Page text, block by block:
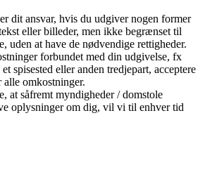
dit ansvar, hvis du udgiver nogen former
eller billeder, men ikke begrænset til
uden at have de nødvendige rettigheder.
forbundet med din udgivelse, fx
spisested eller anden tredjepart, acceptere
alle omkostninger.
at såfremt myndigheder / domstole
oplysninger om dig, vil vi til enhver tid